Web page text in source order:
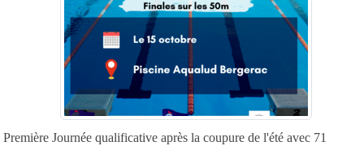
Première Journée qualificative après la coupure de l'été avec 71